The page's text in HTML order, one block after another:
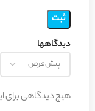
دیدگاهها
هیچ دیدگاهی